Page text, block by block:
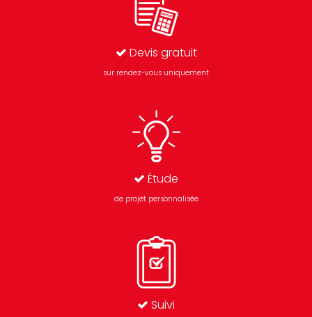
Devis gratuit
sur rendez-vous uniquement
Étude
de projet personnalisée
Suivi